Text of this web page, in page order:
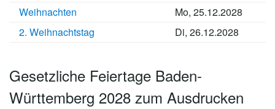
Weihnachten
Mo, 25.12.2028
2. Weihnachtstag
Di, 26.12.2028
Gesetzliche Feiertage Baden-
Württemberg 2028 zum Ausdrucken